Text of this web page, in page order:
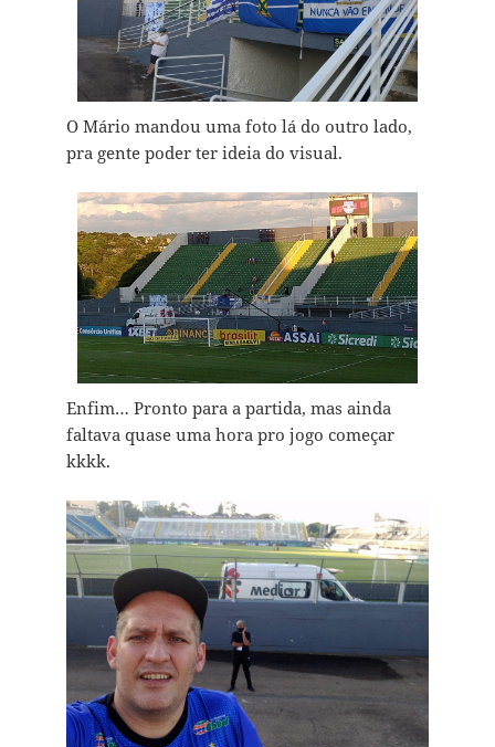
O Mário mandou uma foto lá do outro lado,
pra gente poder ter ideia do visual.
Enfim… Pronto para a partida, mas ainda
faltava quase uma hora pro jogo começar
kkkk.